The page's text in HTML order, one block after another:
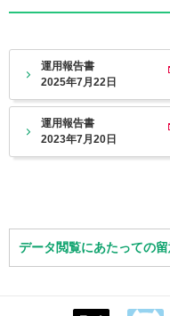
運用報告書
2025年7月22日
運用報告書
2023年7月20日
データ閲覧にあたっての